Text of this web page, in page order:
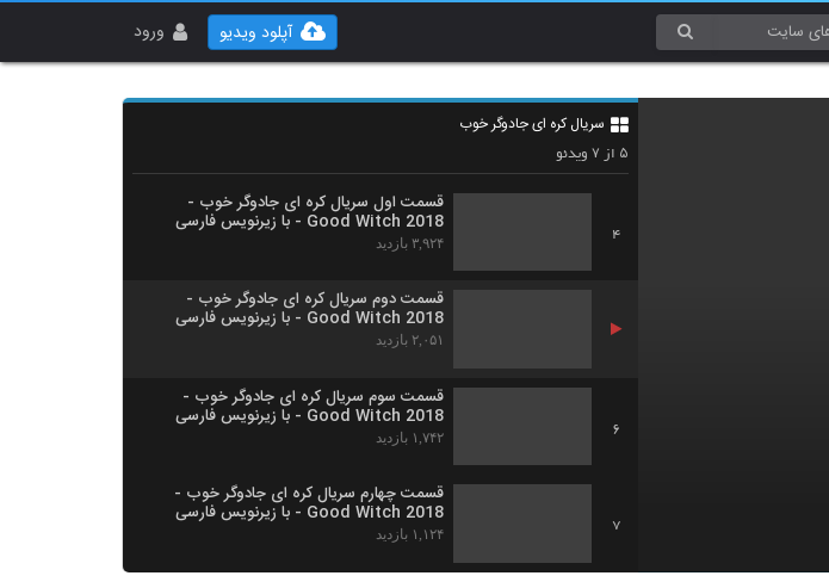
ورود آپلود ویدیو
سریال کره ای جادوگر خوب
۵ از ۷ویدئو
تیزر دوم سریال کره ای جادوگر خوب - Good
3
تیزر سوم سریال کره ای جادوگر خوب - Good
4
قسمت اول سریال کره ای جادوگر خوب -
Good Witch 2018 - با زیرنویس فارسی
۳,۹۲۴ بازدید
قسمت دوم سریال کره ای جادوگر خوب -
Good Witch 2018 - با زیرنویس فارسی
۲,۰۵۱ بازدید
6
قسمت سوم سریال کره ای جادوگر خوب -
Good Witch 2018 - با زیرنویس فارسی
۱,۷۴۲ بازدید
7
قسمت چهارم سریال کره ای جادوگر خوب -
Good Witch 2018 - با زیرنویس فارسی
۱,۱۲۴ بازدید